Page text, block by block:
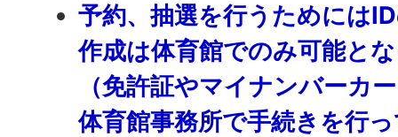
予約、抽選を行うためには
作成は体育館でのみ可能と
（免許証やマイナンバーカ
体育館事務所で手続きを行